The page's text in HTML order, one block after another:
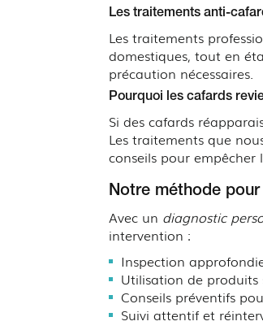
Les traitements anti-
Les traitements
domestiques, tout en
précaution nécessaires.
Pourquoi les cafards
Si des cafards
Les traitements que
conseils pour empêcher
Notre méthode
Avec un diagnostic
intervention :
Inspection
Utilisation de produits
Conseils préventifs
Suivi attentif et